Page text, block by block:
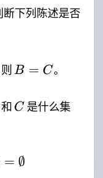
下列陈述是否
则 B
C
B = C。
和 C
C 是什么集
B=A\times
= ∅